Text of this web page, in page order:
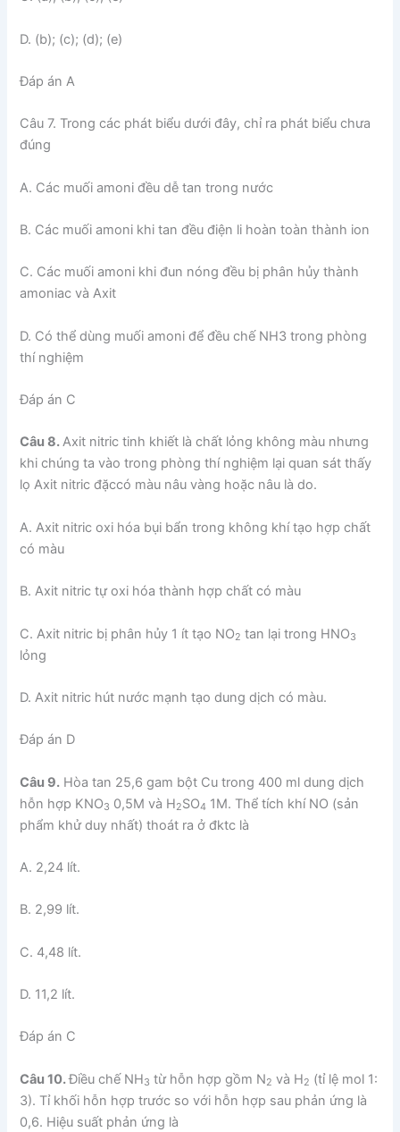
D. (b); (c); (d); (e)
Đáp án A
Câu 7. Trong các phát biểu dưới đây, chỉ ra phát biểu chưa
đúng
A. Các muối amoni đều dễ tan trong nước
B. Các muối amoni khi tan đều điện li hoàn toàn thành ion
C. Các muối amoni khi đun nóng đều bị phân hủy thành
amoniac và Axit
D. Có thể dùng muối amoni để đều chế NH3 trong phòng
thí nghiệm
Đáp án C
Câu 8.Axit nitric tinh khiết là chất lỏng không màu nhưng
khi chúng ta vào trong phòng thí nghiệm lại quan sát thấy
lọ Axit nitric đặccó màu nâu vàng hoặc nâu là do.
A. Axit nitric oxi hóa bụi bẩn trong không khí tạo hợp chất
có màu
B. Axit nitric tự oxi hóa thành hợp chất có màu
C. Axit nitric bị phân hủy 1 ít tạo NO2 tan lại trong HNO3
lỏng
D. Axit nitric hút nước mạnh tạo dung dịch có màu.
Đáp án D
Câu 9. Hòa tan 25,6 gam bột Cu trong 400 ml dung dịch
hỗn hợp KNO3 0,5M và H2SO4 1M. Thể tích khí NO (sản
phẩm khử duy nhất) thoát ra ở đktc là
A. 2,24 lít.
B. 2,99 lít.
C. 4,48 lít.
D. 11,2 lít.
Đáp án C
Câu 10.Điều chế NH3 từ hỗn hợp gồm N2 và H2 (tỉ lệ mol 1:
3). Tỉ khối hỗn hợp trước so với hỗn hợp sau phản ứng là
0,6. Hiệu suất phản ứng là